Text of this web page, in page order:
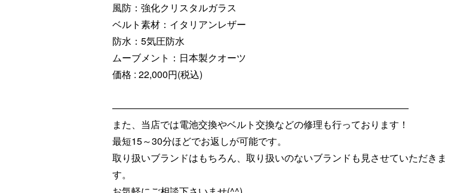
風防：強化クリスタルガラス
ベルト素材：イタリアンレザー
防水：5気圧防水
ムーブメント：日本製クオーツ
価格 : 22,000円(税込)
―――――――――――――――――――――――――――――――
また、当店では電池交換やベルト交換などの修理も行っております！
最短15～30分ほどでお返しが可能です。
取り扱いブランドはもちろん、取り扱いのないブランドも見させていただきま
す。